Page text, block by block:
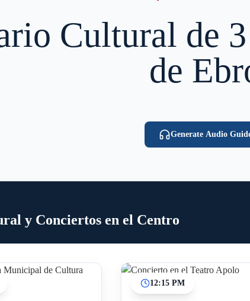
Cultural de
de
Generate Audio
y Conciertos en el Centro
12:15 PM